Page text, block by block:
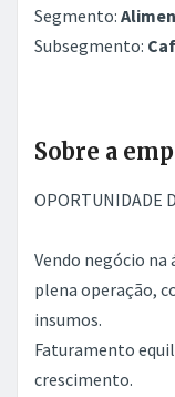
Segmento:
Subsegmento:
Sobre a
OPORTUNIDADE
Vendo negócio
plena operação,
insumos.
Faturamento
crescimento.